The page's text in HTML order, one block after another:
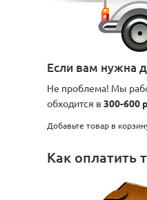
Если вам нужна
Не проблема! Мы
обходится в 300-600
Добавьте товар в
Как оплатить